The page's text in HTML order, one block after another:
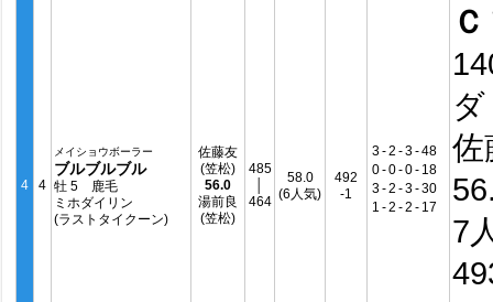
4 4
メイショウボーラー
ブルブルブル
牡 5 鹿毛
ミホダイリン
(ラストタイクーン)
佐藤友
(笠松)
56.0
湯前良
(笠松)
485
464
58.0
(6人気)
492
-1
3-2 -3-48
0-0-0- 18
3-2 -3-30
1 -2 -2 - 17
7